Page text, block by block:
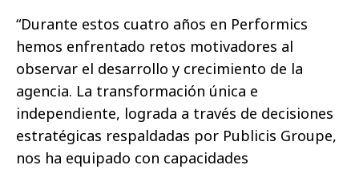
“Durante estos cuatro años en Performics
hemos enfrentado retos motivadores al
observar el desarrollo y crecimiento de la
agencia. La transformación única e
independiente, lograda a través de decisiones
estratégicas respaldadas por Publicis Groupe,
nos ha equipado con capacidades